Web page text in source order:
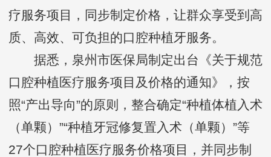
疗服务项目，同步制定价格，让群众享受到高
质、高效、可负担的口腔种植牙服务。
据悉，泉州市医保局制定出台《关于规范
口腔种植医疗服务项目及价格的通知》，按
照“产出导向”的原则，整合确定“种植体植入术
（单颗）”“种植牙冠修复置入术（单颗）”等
27个口腔种植医疗服务价格项目，并同步制